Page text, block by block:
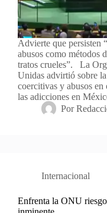
Advierte que persisten
abusos como métodos
tratos crueles”. La
Unidas advirtió sobre
coercitivas y abusos en
las adicciones en
Por
Internacional
Enfrenta la ONU